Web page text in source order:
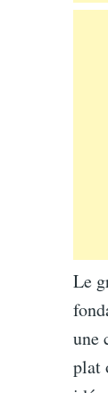
Le
une
plat